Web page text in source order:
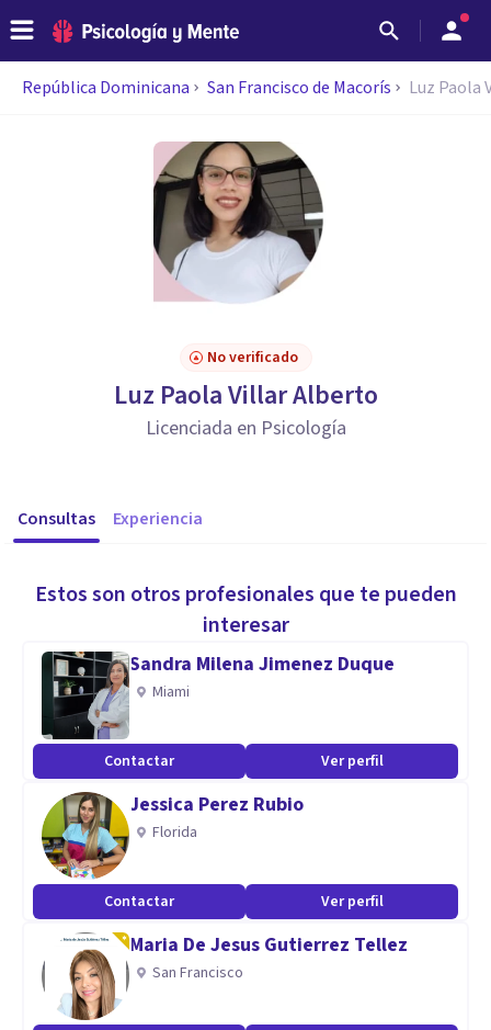
República Dominicana San Francisco de Macorís Luz Paola
No verificado
Luz Paola Villar Alberto
Licenciada en Psicología
Consultas Experiencia
Estos son otros profesionales que te pueden
interesar
Sandra Milena Jimenez Duque
Miami
Contactar Ver perfil
Jessica Perez Rubio
Florida
Contactar Ver perfil
Maria De Jesus Gutierrez Tellez
San Francisco